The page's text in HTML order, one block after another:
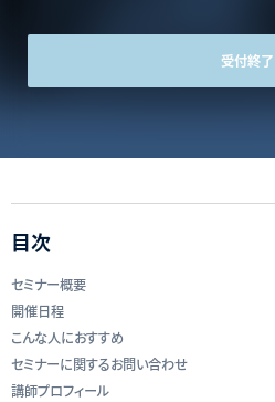
受付終了
目次
セミナー概要
開催日程
こんな人におすすめ
セミナーに関するお問い合わせ
講師プロフィール